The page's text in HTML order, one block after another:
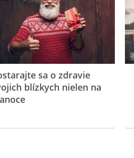
sa o zdravie
blízkych nielen na